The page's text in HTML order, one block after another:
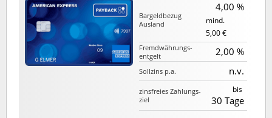
Bargeld­bezug
Ausland
4,00 %
mind.
5,00 €
Fremd­währungs­
entgelt
2,00 %
Sollzins p.a. n.v.
zinsfreies Zahlungs­
ziel
bis
30 Tage